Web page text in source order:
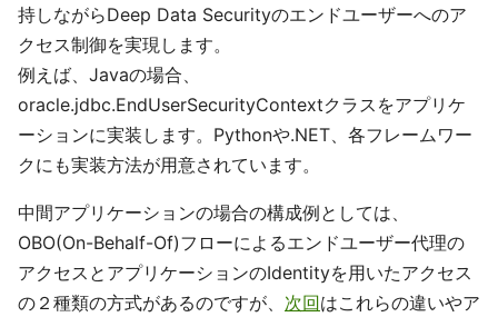
持しながらDeep Data Securityのエンドユーザーへのア
クセス制御を実現します。
例えば、Javaの場合、
oracle.jdbc.EndUserSecurityContextクラスをアプリケ
ーションに実装します。Pythonや.NET、各フレームワー
クにも実装方法が用意されています。
中間アプリケーションの場合の構成例としては、
OBO(On-Behalf-Of)フローによるエンドユーザー代理の
アクセスとアプリケーションのIdentityを用いたアクセス
の２種類の方式があるのですが、 次回はこれらの違いやア